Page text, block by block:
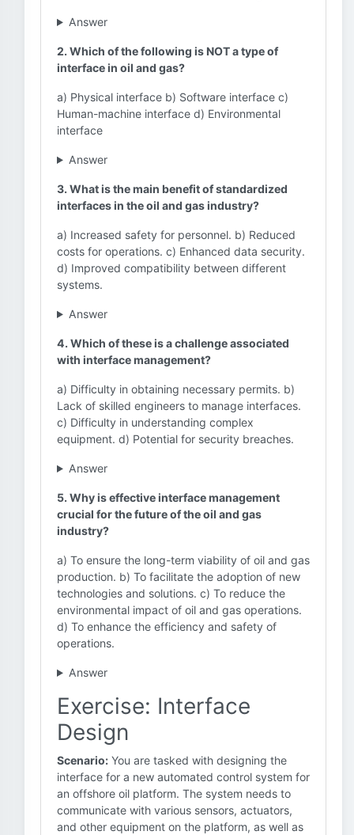
Answer
2. Which of the following is NOT a type of
interface in oil and gas?
a) Physical interface b) Software interface c)
Human-machine interface d) Environmental
interface
Answer
3. What is the main benefit of standardized
interfaces in the oil and gas industry?
a) Increased safety for personnel. b) Reduced
costs for operations. c) Enhanced data security.
d) Improved compatibility between different
systems.
Answer
4. Which of these is a challenge associated
with interface management?
a) Difficulty in obtaining necessary permits. b)
Lack of skilled engineers to manage interfaces.
c) Difficulty in understanding complex
equipment. d) Potential for security breaches.
Answer
5. Why is effective interface management
crucial for the future of the oil and gas
industry?
a) To ensure the long-term viability of oil and gas
production. b) To facilitate the adoption of new
technologies and solutions. c) To reduce the
environmental impact of oil and gas operations.
d) To enhance the efficiency and safety of
operations.
Answer
Exercise: Interface
Design
Scenario: You are tasked with designing the
interface for a new automated control system for
an offshore oil platform. The system needs to
communicate with various sensors, actuators,
and other equipment on the platform, as well as